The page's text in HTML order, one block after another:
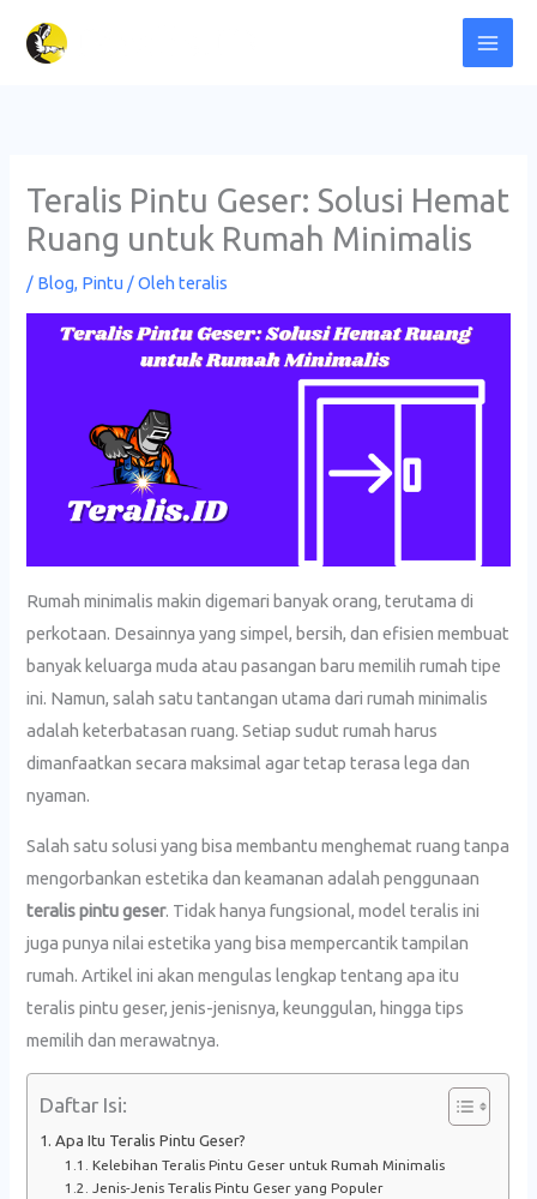
Teralis Pintu Geser: Solusi Hemat
Ruang untuk Rumah Minimalis
/ Blog, Pintu / Olehteralis
Rumah minimalis makin digemari banyak orang, terutama di
perkotaan. Desainnya yang simpel, bersih, dan efisien membuat
banyak keluarga muda atau pasangan baru memilih rumah tipe
ini. Namun, salah satu tantangan utama dari rumah minimalis
adalah keterbatasan ruang. Setiap sudut rumah harus
dimanfaatkan secara maksimal agar tetap terasa lega dan
nyaman.
Salah satu solusi yang bisa membantu menghemat ruang tanpa
mengorbankan estetika dan keamanan adalah penggunaan
teralis pintu geser. Tidak hanya fungsional, model teralis ini
juga punya nilai estetika yang bisa mempercantik tampilan
rumah. Artikel ini akan mengulas lengkap tentang apa itu
teralis pintu geser, jenis-jenisnya, keunggulan, hingga tips
memilih dan merawatnya.
Daftar Isi:
Apa Itu Teralis Pintu Geser?
Kelebihan Teralis Pintu Geser untuk Rumah Minimalis
Jenis-Jenis Teralis Pintu Geser yang Populer